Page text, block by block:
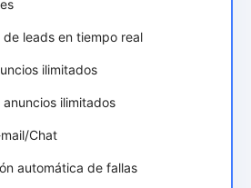
de leads en tiempo real
ilimitados
anuncios ilimitados
Chat
automática de fallas